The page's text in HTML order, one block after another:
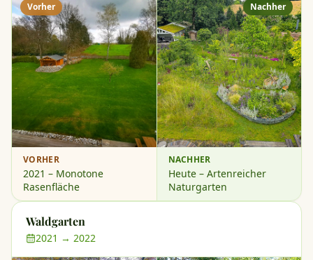
Vorher Nachher
VORHER
2021 – Monotone
Rasenfläche
NACHHER
Heute – Artenreicher
Naturgarten
Waldgarten
2021 → 2022